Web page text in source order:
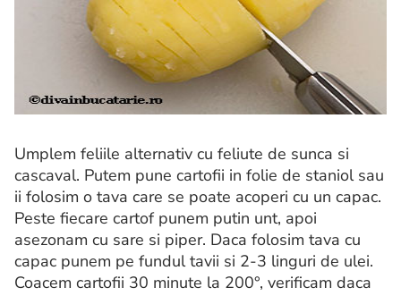
Umplem feliile alternativ cu feliute de sunca si
cascaval. Putem pune cartofii in folie de staniol sau
ii folosim o tava care se poate acoperi cu un capac.
Peste fiecare cartof punem putin unt, apoi
asezonam cu sare si piper. Daca folosim tava cu
capac punem pe fundul tavii si 2-3 linguri de ulei.
Coacem cartofii 30 minute la 200°, verificam daca